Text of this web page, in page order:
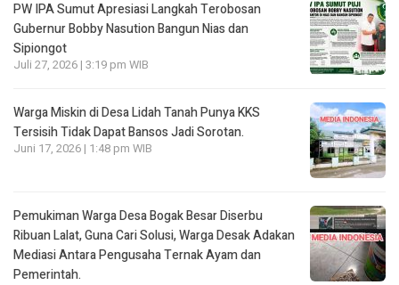
PW IPA Sumut Apresiasi Langkah Terobosan
Gubernur Bobby Nasution Bangun Nias dan
Sipiongot
Juli 27, 2026 | 3:19 pm WIB
Warga Miskin di Desa Lidah Tanah Punya KKS
Tersisih Tidak Dapat Bansos Jadi Sorotan.
Juni 17, 2026 | 1:48 pm WIB
Pemukiman Warga Desa Bogak Besar Diserbu
Ribuan Lalat, Guna Cari Solusi, Warga Desak Adakan
Mediasi Antara Pengusaha Ternak Ayam dan
Pemerintah.